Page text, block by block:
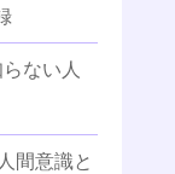
ない人
間意識と